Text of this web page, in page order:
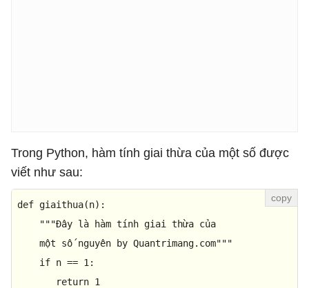
Trong Python, hàm tính giai thừa của một số được
viết như sau:
def giaithua(n):
"""Đây là hàm tính giai thừa của
    một số nguyên by Quantrimang.com"""
if n == 1 :
return 1